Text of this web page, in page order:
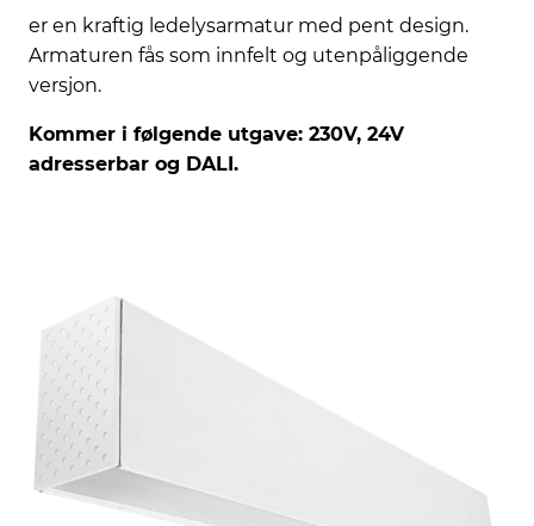
er en kraftig ledelysarmatur med pent design.
Armaturen fås som innfelt og utenpåliggende
versjon.
Kommer i følgende utgave: 230V, 24V
adresserbar og DALI.